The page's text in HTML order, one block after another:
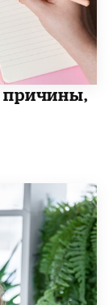
причины,